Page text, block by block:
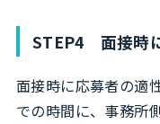
STEP4 面接時
面接時に応募者の適
での時間に、事務所